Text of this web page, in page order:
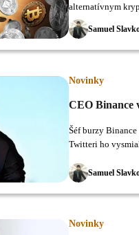
Samuel
alternatívnym
vystrkovať rožky.
Novinky
CEO Binance
Samuel
Šéf burzy
Twitteri ho
Novinky